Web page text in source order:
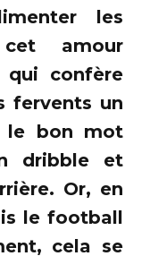
les
cet amour
confère
fervents un
le bon mot
dribble et
Or, en
le football
cela se